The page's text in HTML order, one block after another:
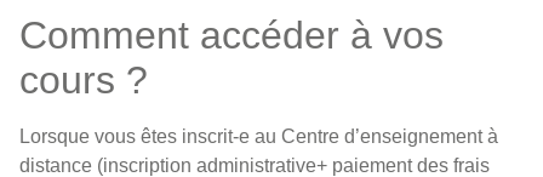
Comment accéder à vos
cours ?
Lorsque vous êtes inscrit-e au Centre d’enseignement à
distance (inscription administrative+ paiement des frais